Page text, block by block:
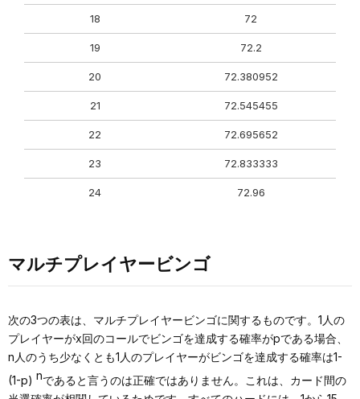
18 72
19 72.2
20 72.380952
21 72.545455
22 72.695652
23 72.833333
24 72.96
マルチプレイヤービンゴ
次の3つの表は、マルチプレイヤービンゴに関するものです。1人の
プレイヤーがx回のコールでビンゴを達成する確率がpである場合、
n人のうち少なくとも1人のプレイヤーがビンゴを達成する確率は1-
(1-p) nであると言うのは正確ではありません。これは、カード間の